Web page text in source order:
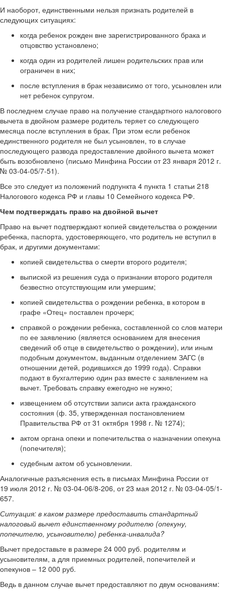
И наоборот, единственными нельзя признать родителей в
следующих ситуациях:
когда ребенок рожден вне зарегистрированного брака и
отцовство установлено;
когда один из родителей лишен родительских прав или
ограничен в них;
после вступления в брак независимо от того, усыновлен или
нет ребенок супругом.
В последнем случае право на получение стандартного налогового
вычета в двойном размере родитель теряет со следующего
месяца после вступления в брак. При этом если ребенок
единственного родителя не был усыновлен, то в случае
последующего развода предоставление двойного вычета может
быть возобновлено (письмо Минфина России от 23 января 2012 г.
№ 03-04-05/7-51).
Все это следует из положений подпункта 4 пункта 1 статьи 218
Налогового кодекса РФ и главы 10 Семейного кодекса РФ.
Чем подтверждать право на двойной вычет
Право на вычет подтверждают копией свидетельства о рождении
ребенка, паспорта, удостоверяющего, что родитель не вступил в
брак, и другими документами:
копией свидетельства о смерти второго родителя;
выпиской из решения суда о признании второго родителя
безвестно отсутствующим или умершим;
копией свидетельства о рождении ребенка, в котором в
графе «Отец» поставлен прочерк;
справкой о рождении ребенка, составленной со слов матери
по ее заявлению (является основанием для внесения
сведений об отце в свидетельство о рождении), или иным
подобным документом, выданным отделением ЗАГС (в
отношении детей, родившихся до 1999 года). Справки
подают в бухгалтерию один раз вместе с заявлением на
вычет. Требовать справку ежегодно не нужно;
извещением об отсутствии записи акта гражданского
состояния (ф. 35, утвержденная постановлением
Правительства РФ от 31 октября 1998 г. № 1274);
актом органа опеки и попечительства о назначении опекуна
(попечителя);
судебным актом об усыновлении.
Аналогичные разъяснения есть в письмах Минфина России от
19 июля 2012 г. № 03-04-06/8-206, от 23 мая 2012 г. № 03-04-05/1-
657.
Ситуация: в каком размере предоставить стандартный
налоговый вычет единственному родителю (опекуну,
попечителю, усыновителю) ребенка-инвалида?
Вычет предоставьте в размере 24 000 руб. родителям и
усыновителям, а для приемных родителей, попечителей и
опекунов – 12 000 руб.
Ведь в данном случае вычет предоставляют по двум основаниям: